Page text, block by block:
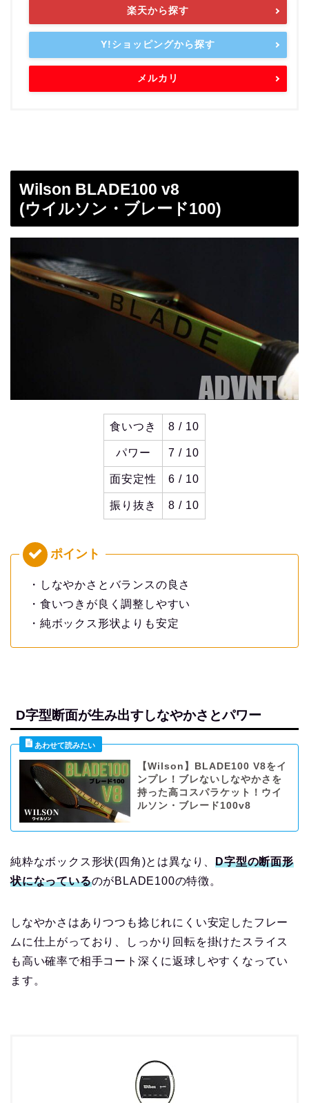
楽天から探す
Y!ショッピングから探す
メルカリ
Wilson BLADE100 v8
(ウイルソン・ブレード100)
食いつき 8 / 10
パワー 7 / 10
面安定性 6 / 10
振り抜き 8 / 10
・しなやかさとバランスの良さ
・食いつきが良く調整しやすい
・純ボックス形状よりも安定
D字型断面が生み出すしなやかさとパワー
【Wilson】BLADE100 V8をイ
ンプレ！ブレないしなやかさを
持った高コスパラケット！ウイ
ルソン・ブレード100v8
純粋なボックス形状(四角)とは異なり、D字型の断面形
状になっているのがBLADE100の特徴。
しなやかさはありつつも捻じれにくい安定したフレー
ムに仕上がっており、しっかり回転を掛けたスライス
も高い確率で相手コート深くに返球しやすくなってい
ます。